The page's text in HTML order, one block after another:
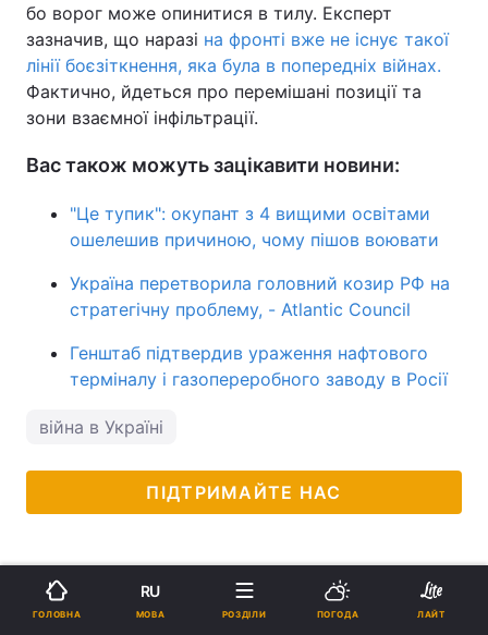
бо ворог може опинитися в тилу. Експерт
зазначив, що наразі на фронті вже не існує такої
лінії боєзіткнення, яка була в попередніх війнах.
Фактично, йдеться про перемішані позиції та
зони взаємної інфільтрації.
Вас також можуть зацікавити новини:
"Це тупик": окупант з 4 вищими освітами
ошелешив причиною, чому пішов воювати
Україна перетворила головний козир РФ на
стратегічну проблему, - Atlantic Council
Генштаб підтвердив ураження нафтового
терміналу і газопереробного заводу в Росії
війна в Україні
ПІДТРИМАЙТЕ НАС
ГОЛОВНА
RU
МОВА РОЗДІЛИ ПОГОДА ЛАЙТ